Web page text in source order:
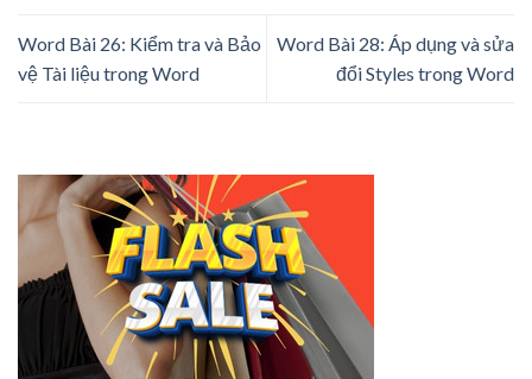
Word Bài 26: Kiểm tra và Bảo
vệ Tài liệu trong Word
Word Bài 28: Áp dụng và sửa
đổi Styles trong Word